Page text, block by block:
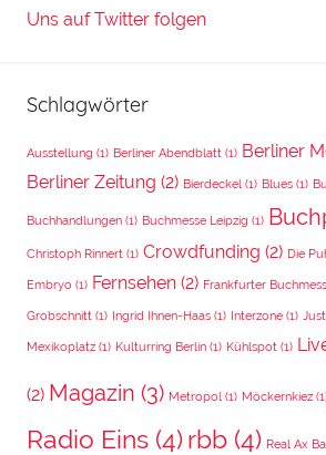
Uns auf Twitter folgen
Schlagwörter
Ausstellung (1) Berliner Abendblatt (1) Berliner
Berliner Zeitung (2) Bierdeckel (1) Blues (1)
Buchhandlungen (1) Buchmesse Leipzig (1)
Christoph Rinnert (1) Crowdfunding (2) Die
Embryo (1) Fernsehen (2) Frankfurter
Grobschnitt (1) Ingrid Ihnen-Haas (1) Interzone (1)
Mexikoplatz (1) Kulturring Berlin (1) Kühlspot (1)
(2) Magazin (3) Metropol (1) Möckernkiez
Radio Eins (4)rbb (4) Real Ax